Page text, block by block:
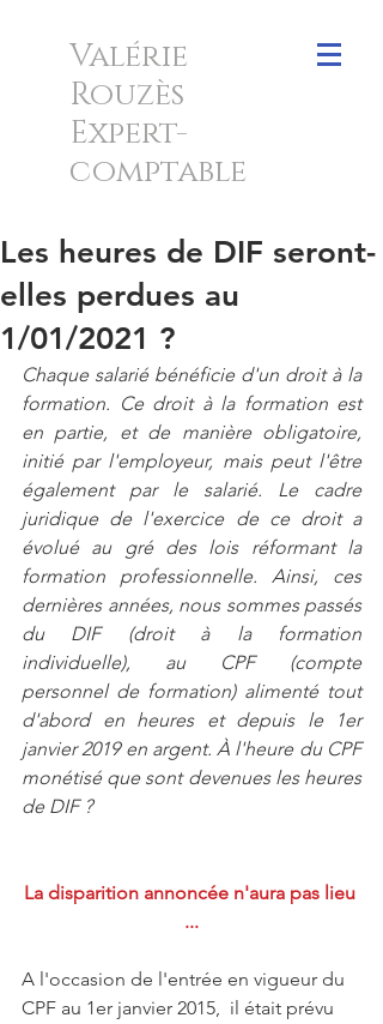
Valérie
Rouzès
Expert-
comptable
Les heures de DIF seront-
elles perdues au
1/01/2021 ?
Chaque salarié bénéficie d'un droit à la
formation. Ce droit à la formation est
en partie, et de manière obligatoire,
initié par l'employeur, mais peut l'être
également par le salarié. Le cadre
juridique de l'exercice de ce droit a
évolué au gré des lois réformant la
formation professionnelle. Ainsi, ces
dernières années, nous sommes passés
du DIF (droit à la formation
individuelle), au CPF (compte
personnel de formation) alimenté tout
d'abord en heures et depuis le 1er
janvier 2019 en argent. À l'heure du CPF
monétisé que sont devenues les heures
de DIF ?
La disparition annoncée n'aura pas lieu
...
A l'occasion de l'entrée en vigueur du
CPF au 1er janvier 2015,  il était prévu